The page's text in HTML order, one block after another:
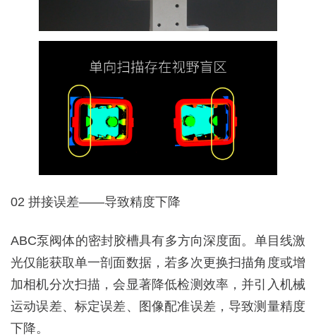
02 拼接误差——导致精度下降
ABC泵阀体的密封胶槽具有多方向深度面。单目线激
光仅能获取单一剖面数据，若多次更换扫描角度或增
加相机分次扫描，会显著降低检测效率，并引入机械
运动误差、标定误差、图像配准误差，导致测量精度
下降。